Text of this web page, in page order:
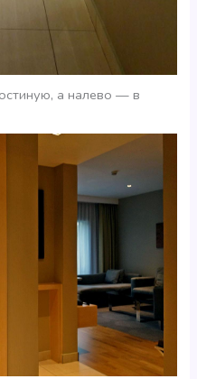
а налево — в